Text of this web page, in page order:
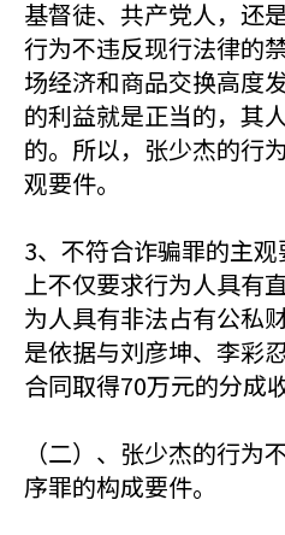
基督徒、共产党人，还
行为不违反现行法律的
场经济和商品交换高度
的利益就是正当的，其
的。所以，张少杰的行
观要件。
3、不符合诈骗罪的主
上不仅要求行为人具有
为人具有非法占有公私
是依据与刘彦坤、李彩
合同取得70万元的分成
（二）、张少杰的行为
序罪的构成要件。